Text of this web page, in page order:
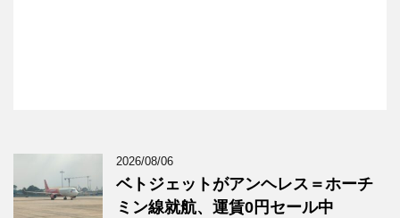
2026/08/06
ベトジェットがアンヘレス＝ホーチ
ミン線就航、運賃0円セール中